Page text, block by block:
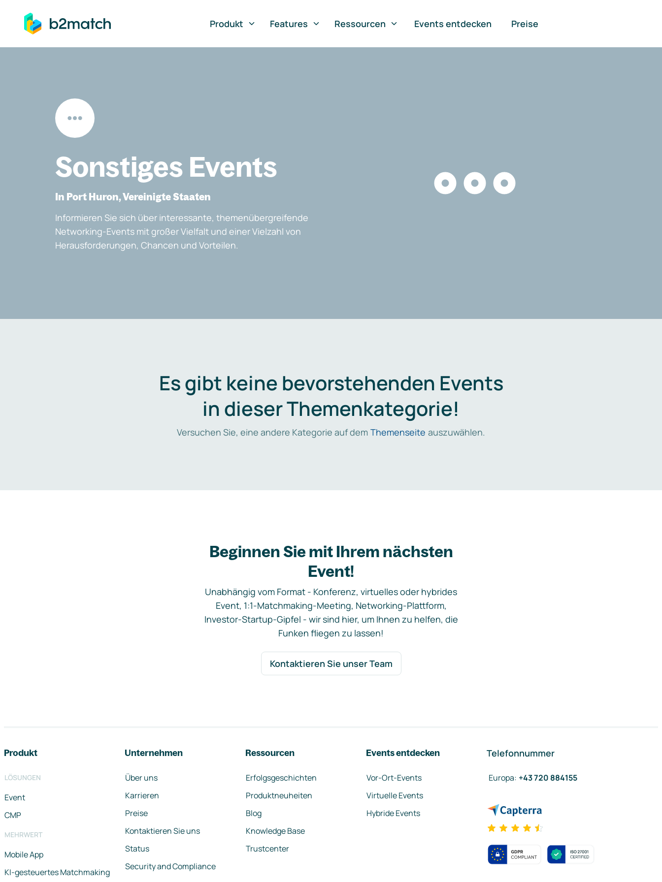
springen
Produkt
Features Ressourcen Events entdecken Preise
Sonstiges Events
In Port Huron, Vereinigte Staaten
Informieren Sie sich über interessante, themenübergreifende
Networking-Events mit großer Vielfalt und einer Vielzahl von
Herausforderungen, Chancen und Vorteilen.
Es gibt keine bevorstehenden Events
in dieser Themenkategorie!
Versuchen Sie, eine andere Kategorie auf dem Themenseite auszuwählen.
Beginnen Sie mit Ihrem nächsten
Event!
Unabhängig vom Format - Konferenz, virtuelles oder hybrides
Event, 1:1-Matchmaking-Meeting, Networking-Plattform,
Investor-Startup-Gipfel - wir sind hier, um Ihnen zu helfen, die
Funken fliegen zu lassen!
Kontaktieren Sie unser Team
Produkt
LÖSUNGEN
Event
CMP
MEHRWERT
Mobile App
KI-gesteuertes Matchmaking
Unternehmen
Über uns
Karrieren
Preise
Kontaktieren Sie uns
Status
Security and Compliance
Ressourcen
Erfolgsgeschichten
Produktneuheiten
Blog
Knowledge Base
Trustcenter
Events entdecken
Vor-Ort-Events
Virtuelle Events
Hybride Events
Telefonnummer
Europa: +43 720 884155